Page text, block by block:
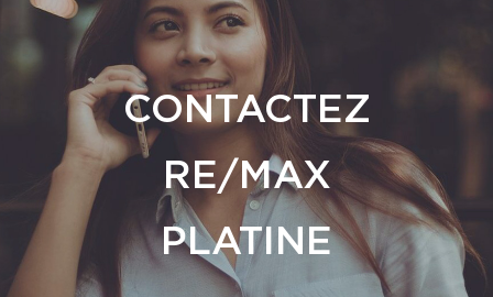
CONTACTEZ
RE/MAX
PLATINE